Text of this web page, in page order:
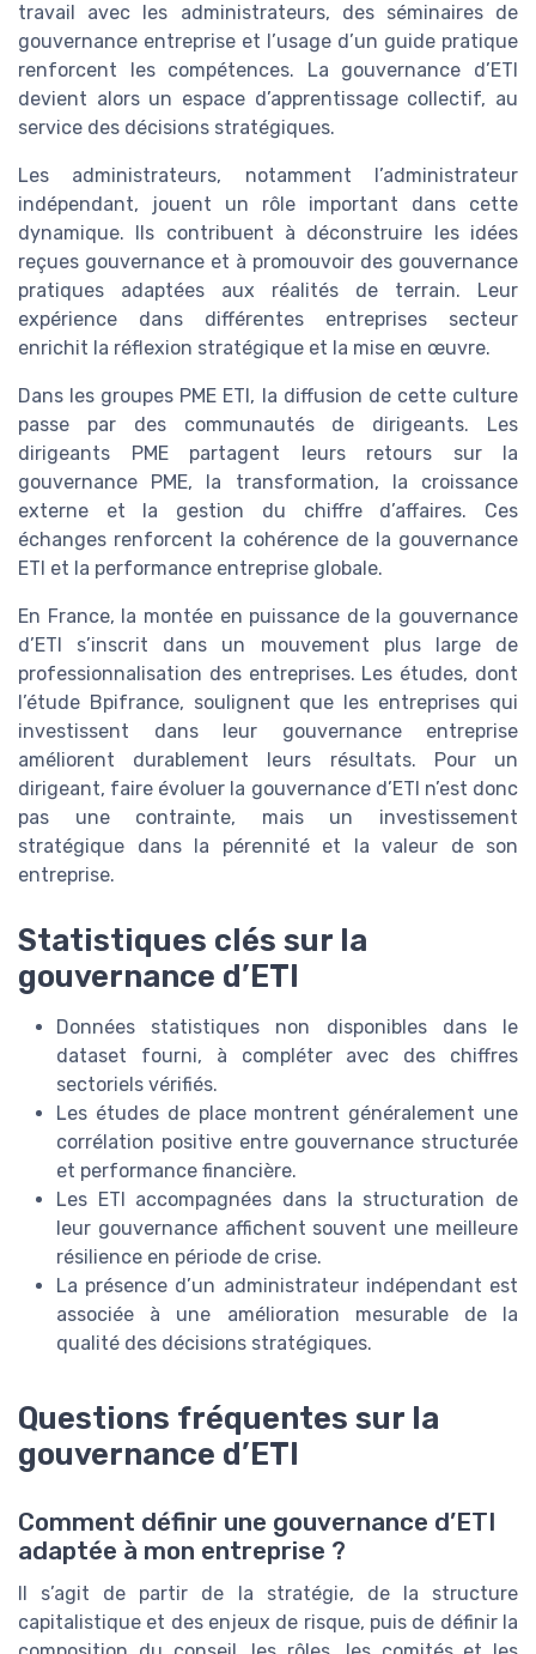
travail avec les administrateurs, des séminaires de
gouvernance entreprise et l’usage d’un guide pratique
renforcent les compétences. La gouvernance d’ETI
devient alors un espace d’apprentissage collectif, au
service des décisions stratégiques.
Les administrateurs, notamment l’administrateur
indépendant, jouent un rôle important dans cette
dynamique. Ils contribuent à déconstruire les idées
reçues gouvernance et à promouvoir des gouvernance
pratiques adaptées aux réalités de terrain. Leur
expérience dans différentes entreprises secteur
enrichit la réflexion stratégique et la mise en œuvre.
Dans les groupes PME ETI, la diffusion de cette culture
passe par des communautés de dirigeants. Les
dirigeants PME partagent leurs retours sur la
gouvernance PME, la transformation, la croissance
externe et la gestion du chiffre d’affaires. Ces
échanges renforcent la cohérence de la gouvernance
ETI et la performance entreprise globale.
En France, la montée en puissance de la gouvernance
d’ETI s’inscrit dans un mouvement plus large de
professionnalisation des entreprises. Les études, dont
l’étude Bpifrance, soulignent que les entreprises qui
investissent dans leur gouvernance entreprise
améliorent durablement leurs résultats. Pour un
dirigeant, faire évoluer la gouvernance d’ETI n’est donc
pas une contrainte, mais un investissement
stratégique dans la pérennité et la valeur de son
entreprise.
Statistiques clés sur la
gouvernance d’ETI
Données statistiques non disponibles dans le
dataset fourni, à compléter avec des chiffres
sectoriels vérifiés.
Les études de place montrent généralement une
corrélation positive entre gouvernance structurée
et performance financière.
Les ETI accompagnées dans la structuration de
leur gouvernance affichent souvent une meilleure
résilience en période de crise.
La présence d’un administrateur indépendant est
associée à une amélioration mesurable de la
qualité des décisions stratégiques.
Questions fréquentes sur la
gouvernance d’ETI
Comment définir une gouvernance d’ETI
adaptée à mon entreprise ?
Il s’agit de partir de la stratégie, de la structure
capitalistique et des enjeux de risque, puis de définir la